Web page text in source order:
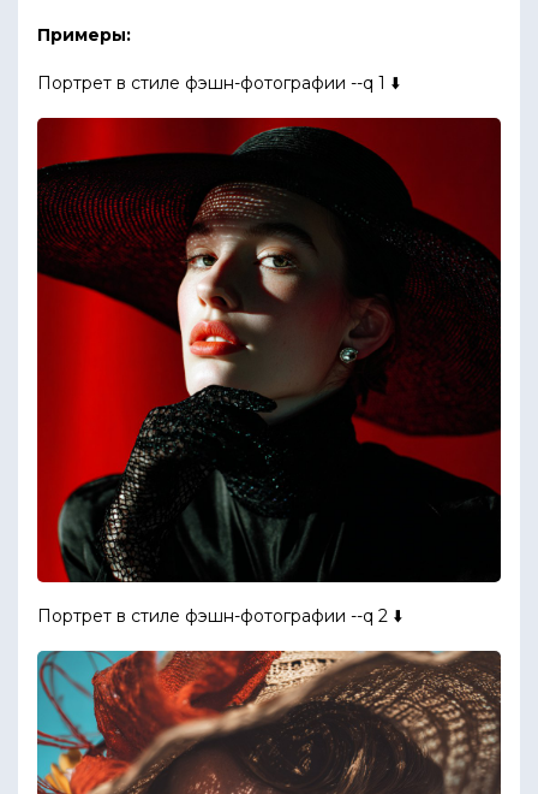
Примеры:
Портрет в стиле фэшн-фотографии --q 1 ⬇️
Портрет в стиле фэшн-фотографии --q 2 ⬇️